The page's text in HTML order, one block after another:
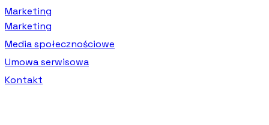
Marketing
Marketing
Media społecznościowe
Umowa serwisowa
Kontakt